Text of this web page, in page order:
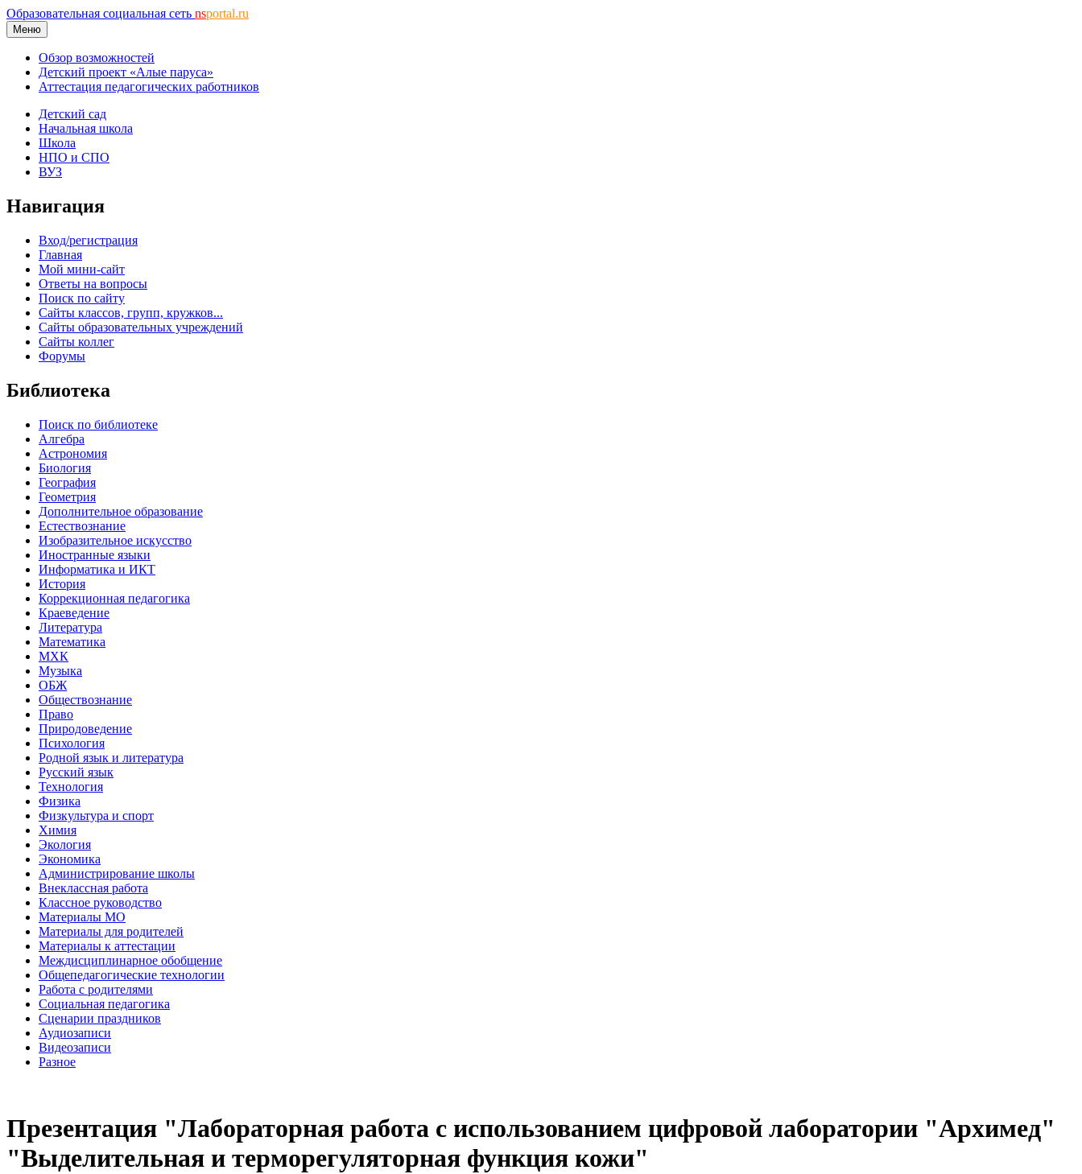
Образовательная социальная сеть nsportal.ru
Меню
Обзор возможностей
Детский проект «Алые паруса»
Аттестация педагогических работников
Детский сад
Начальная школа
Школа
НПО и СПО
ВУЗ
Навигация
Вход/регистрация
Главная
Мой мини-сайт
Ответы на вопросы
Поиск по сайту
Сайты классов, групп, кружков...
Сайты образовательных учреждений
Сайты коллег
Форумы
Библиотека
Поиск по библиотеке
Алгебра
Астрономия
Биология
География
Геометрия
Дополнительное образование
Естествознание
Изобразительное искусство
Иностранные языки
Информатика и ИКТ
История
Коррекционная педагогика
Краеведение
Литература
Математика
МХК
Музыка
ОБЖ
Обществознание
Право
Природоведение
Психология
Родной язык и литература
Русский язык
Технология
Физика
Физкультура и спорт
Химия
Экология
Экономика
Администрирование школы
Внеклассная работа
Классное руководство
Материалы МО
Материалы для родителей
Материалы к аттестации
Междисциплинарное обобщение
Общепедагогические технологии
Работа с родителями
Социальная педагогика
Сценарии праздников
Аудиозаписи
Видеозаписи
Разное
Презентация "Лабораторная работа с использованием цифровой лаборатории "Архимед"
"Выделительная и терморегуляторная функция кожи"